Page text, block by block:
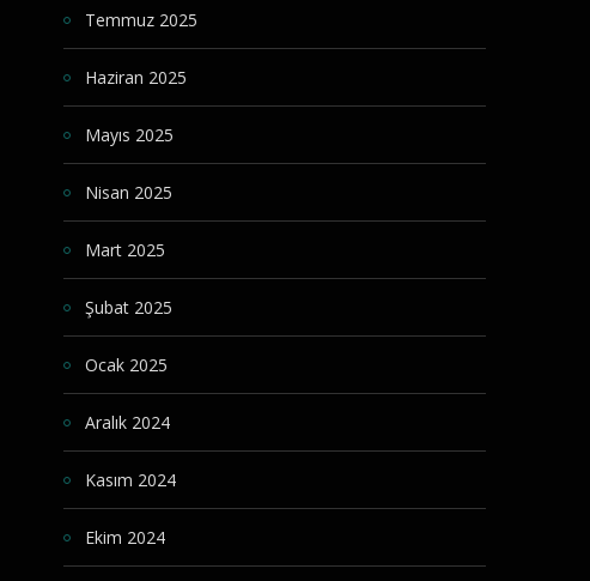
Temmuz 2025
Haziran 2025
Mayıs 2025
Nisan 2025
Mart 2025
Şubat 2025
Ocak 2025
Aralık 2024
Kasım 2024
Ekim 2024